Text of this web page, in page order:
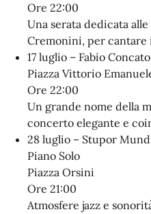
Ore 22:00
Una serata dedicata
Cremonini, per cantare
17 luglio – Fabio
Piazza Vittorio
Ore 22:00
Un grande nome della
concerto elegante e
28 luglio – Stupor
Piano Solo
Piazza Orsini
Ore 21:00
Atmosfere jazz e